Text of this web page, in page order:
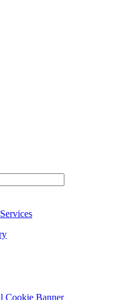
Services
Cookie Banner